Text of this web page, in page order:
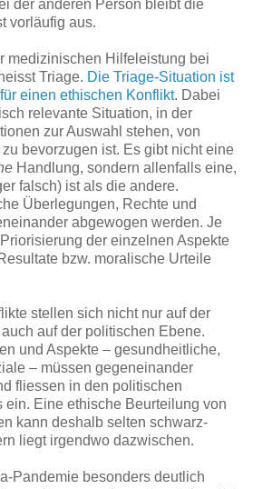
der anderen Person bleibt die
vorläufig aus.
medizinischen Hilfeleistung bei
Triage. Die Triage-Situation ist
einen ethischen Konflikt. Dabei
relevante Situation, in der
zur Auswahl stehen, von
bevorzugen ist. Es gibt nicht eine
Handlung, sondern allenfalls eine,
falsch) ist als die andere.
Überlegungen, Rechte und
abgewogen werden. Je
der einzelnen Aspekte
bzw. moralische Urteile
stellen sich nicht nur auf der
auf der politischen Ebene.
und Aspekte – gesundheitliche,
– müssen gegeneinander
fliessen in den politischen
ein. Eine ethische Beurteilung von
kann deshalb selten schwarz-
liegt irgendwo dazwischen.
Pandemie besonders deutlich